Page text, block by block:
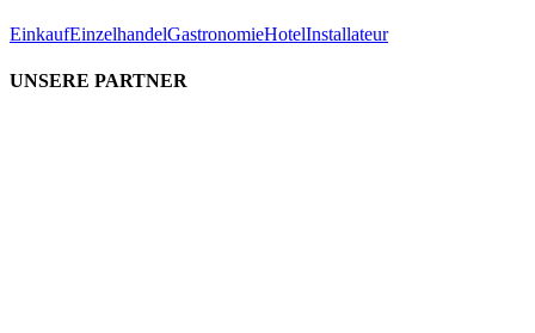
EinkaufEinzelhandelGastronomieHotelInstallateur
UNSERE PARTNER